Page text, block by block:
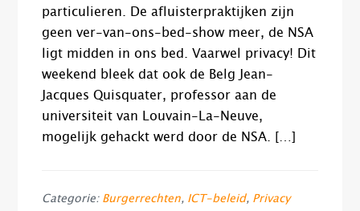
particulieren. De afluisterpraktijken zijn
geen ver-van-ons-bed-show meer, de NSA
ligt midden in ons bed. Vaarwel privacy! Dit
weekend bleek dat ook de Belg Jean-
Jacques Quisquater, professor aan de
universiteit van Louvain-La-Neuve,
mogelijk gehackt werd door de NSA. […]
Categorie: Burgerrechten, ICT-beleid, Privacy